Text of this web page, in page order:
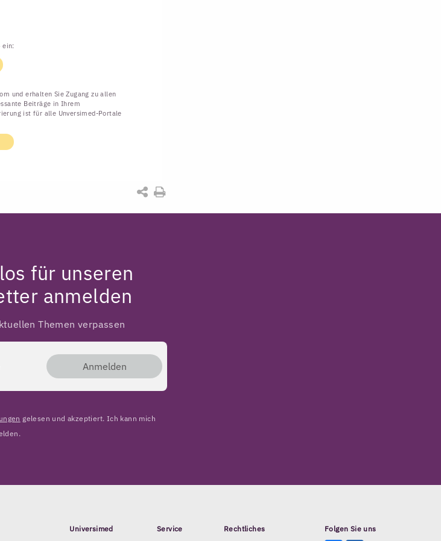
ein:
und erhalten Sie Zugang zu allen
Beiträge in Ihrem
ist für alle Unversimed-Portale
für unseren
anmelden
Themen verpassen
Anmelden
gelesen und akzeptiert. Ich kann mich
Universimed Service Rechtliches Folgen Sie uns